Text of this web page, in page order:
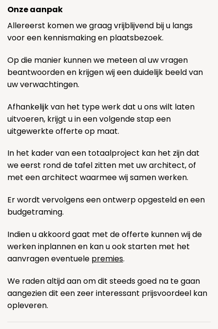
Onze aanpak
Allereerst komen we graag vrijblijvend bij u langs
voor een kennismaking en plaatsbezoek.
Op die manier kunnen we meteen al uw vragen
beantwoorden en krijgen wij een duidelijk beeld van
uw verwachtingen.
Afhankelijk van het type werk dat u ons wilt laten
uitvoeren, krijgt u in een volgende stap een
uitgewerkte offerte op maat.
In het kader van een totaalproject kan het zijn dat
we eerst rond de tafel zitten met uw architect, of
met een architect waarmee wij samen werken.
Er wordt vervolgens een ontwerp opgesteld en een
budgetraming.
Indien u akkoord gaat met de offerte kunnen wij de
werken inplannen en kan u ook starten met het
aanvragen eventuele premies.
We raden altijd aan om dit steeds goed na te gaan
aangezien dit een zeer interessant prijsvoordeel kan
opleveren.